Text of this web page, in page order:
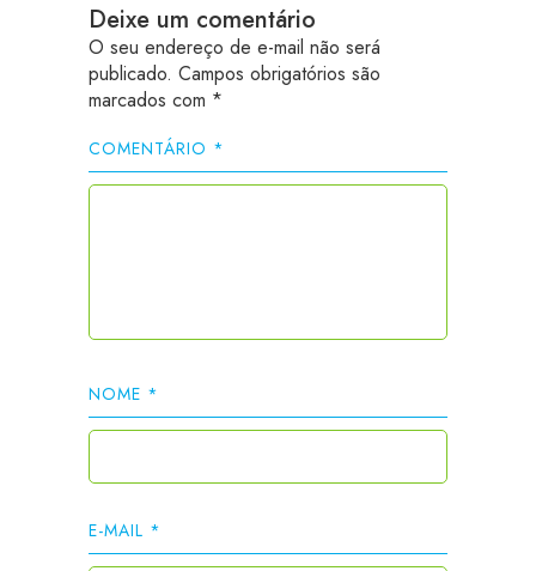
Deixe um comentário
O seu endereço de e-mail não será
publicado. Campos obrigatórios são
marcados com *
COMENTÁRIO *
NOME *
E-MAIL *